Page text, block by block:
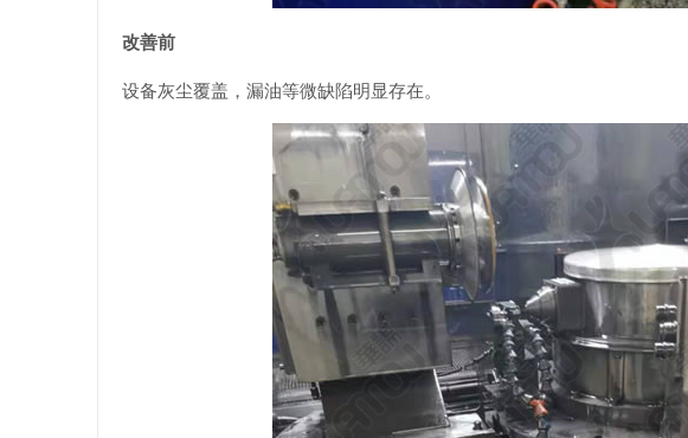
改善前
设备灰尘覆盖，漏油等微缺陷明显存在。